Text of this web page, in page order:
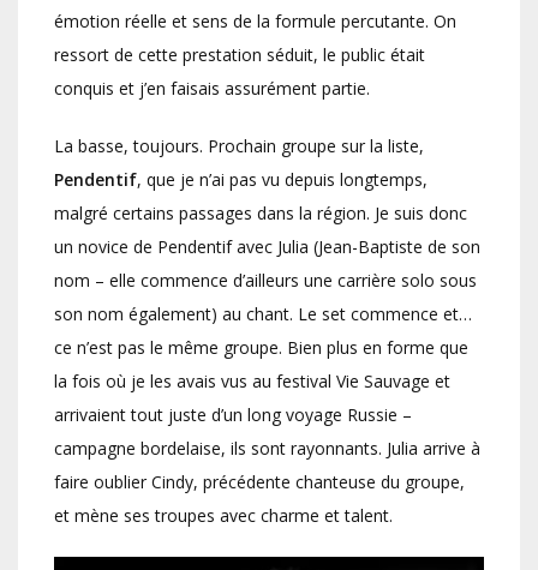
émotion réelle et sens de la formule percutante. On
ressort de cette prestation séduit, le public était
conquis et j’en faisais assurément partie.
La basse, toujours. Prochain groupe sur la liste,
Pendentif, que je n’ai pas vu depuis longtemps,
malgré certains passages dans la région. Je suis donc
un novice de Pendentif avec Julia (Jean-Baptiste de son
nom – elle commence d’ailleurs une carrière solo sous
son nom également) au chant. Le set commence et…
ce n’est pas le même groupe. Bien plus en forme que
la fois où je les avais vus au festival Vie Sauvage et
arrivaient tout juste d’un long voyage Russie –
campagne bordelaise, ils sont rayonnants. Julia arrive à
faire oublier Cindy, précédente chanteuse du groupe,
et mène ses troupes avec charme et talent.